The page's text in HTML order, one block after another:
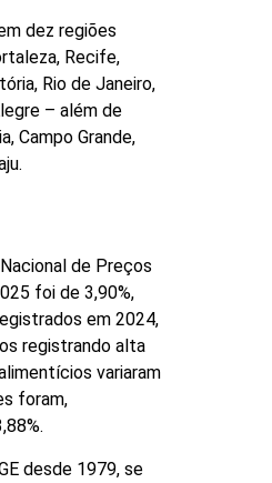
dez regiões
Recife,
Rio de Janeiro,
– além de
Campo Grande,
de Preços
foi de 3,90%,
em 2024,
registrando alta
variaram
foram,
desde 1979, se